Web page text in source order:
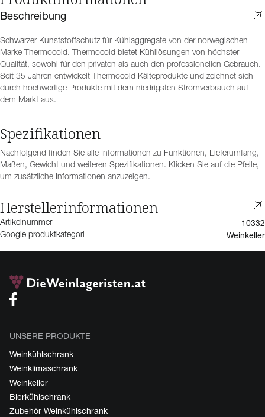
Beschreibung
Schwarzer Kunststoffschutz für Kühlaggregate von der norwegischen
Marke Thermocold. Thermocold bietet Kühllösungen von höchster
Qualität, sowohl für den privaten als auch den professionellen Gebrauch.
Seit 35 Jahren entwickelt Thermocold Kälteprodukte und zeichnet sich
durch hochwertige Produkte mit dem niedrigsten Stromverbrauch auf
dem Markt aus.
Spezifikationen
Nachfolgend finden Sie alle Informationen zu Funktionen, Lieferumfang,
Maßen, Gewicht und weiteren Spezifikationen. Klicken Sie auf die Pfeile,
um zusätzliche Informationen anzuzeigen.
Herstellerinformationen
Artikelnummer 10332
Google produktkategori Weinkeller
UNSERE PRODUKTE
Weinkühlschrank
Weinklimaschrank
Weinkeller
Bierkühlschrank
Zubehör Weinkühlschrank